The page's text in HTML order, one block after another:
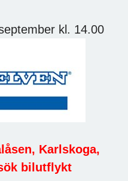
kl. 14.00
Karlskoga,
bilutflykt